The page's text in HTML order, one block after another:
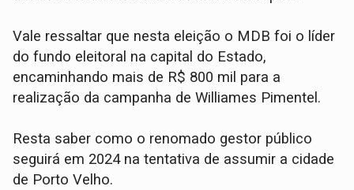
Vale ressaltar que nesta eleição o MDB foi o líder
do fundo eleitoral na capital do Estado,
encaminhando mais de R$ 800 mil para a
realização da campanha de Williames Pimentel.
Resta saber como o renomado gestor público
seguirá em 2024 na tentativa de assumir a cidade
de Porto Velho.